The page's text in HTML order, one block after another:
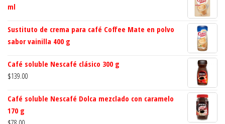
ml
Sustituto de crema para café Coffee Mate en polvo
sabor vainilla 400 g
Café soluble Nescafé clásico 300 g
$139.00
Café soluble Nescafé Dolca mezclado con caramelo
170 g